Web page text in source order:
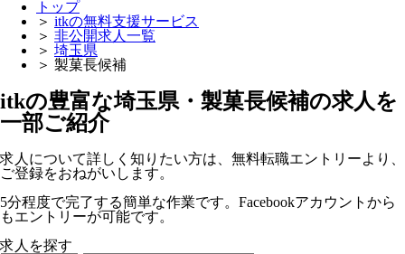
トップ
＞ itkの無料支援サービス
＞ 非公開求人一覧
＞ 埼玉県
＞ 製菓長候補
itkの豊富な埼玉県・製菓長候補の求人を
一部ご紹介
求人について詳しく知りたい方は、無料転職エントリーより、
ご登録をおねがいします。
5分程度で完了する簡単な作業です。Facebookアカウントから
もエントリーが可能です。
求人を探す